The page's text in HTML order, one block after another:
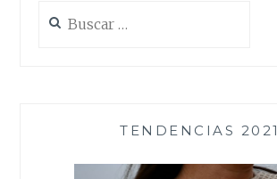
TENDENCIAS 2021